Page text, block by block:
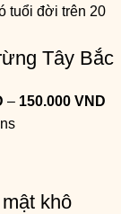
Tây Bắc
– 150.000 VND
khô